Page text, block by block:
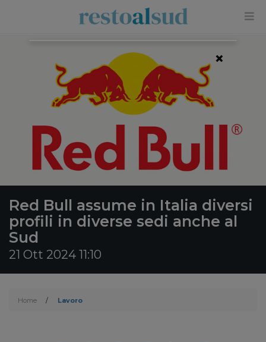
Red Bull assume in Italia diversi
profili in diverse sedi anche al
Sud
21 Ott 2024 11:10
Home / Lavoro
×